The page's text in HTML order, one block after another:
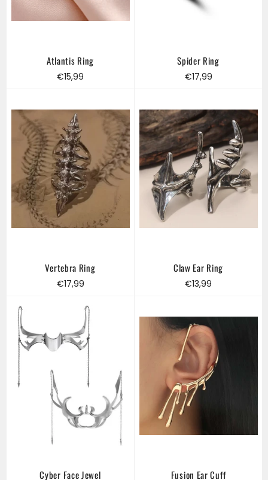
Atlantis Ring
Regular
€15,99
Spider Ring
Regular
€17,99
Vertebra Ring
Regular
€17,99
Claw Ear Ring
Regular
€13,99
Cyber Face Jewel Fusion Ear Cuff